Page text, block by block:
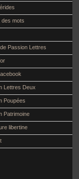
des mots
Passion Lettres
Lettres Deux
Poupées
Patrimoine
libertine